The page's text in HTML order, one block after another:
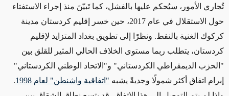
تُجاري الأمور، سيُحكم عليها بالفشل، كما تَبيّنَ منذ إجراء الاستفتاء
حول الاستقلال في عام 2017، حين خسر إقليم كردستان مدينة
كركوك الغنية بالنفط. ونظرًا إلى تطويق بغداد المتزايد لإقليم
كردستان، يتطلب ربما مستوى الخلاف الحالي المثير للقلق بين
"الحزب الديمقراطي الكردستاني" و"الاتحاد الوطني الكردستاني"
إبرام اتفاق أكثر شمولًا وجديةً يشبه "اتفاقية واشنطن" لعام 1998
.